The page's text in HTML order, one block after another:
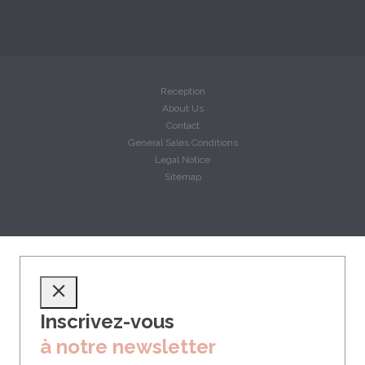
Reception
About Us
Contact
General Sales Conditions
Legal Notice
Sitemap
Inscrivez-vous
à notre newsletter